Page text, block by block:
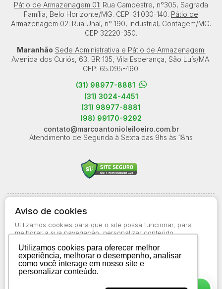
Utilizamos cookies para oferecer melhor
experiência, melhorar o desempenho, analisar
como você interage em nosso site e
personalizar conteúdo.
Pátio de Armazenagem 01: Rua Campestre, n°305, Sagrada
Família, Belo Horizonte/MG. CEP: 31.030-140. Pátio de
Armazenagem 02: Rua Unaí, n° 190, Industrial, Contagem/MG.
CEP 32220-350.
Maranhão Sede Administrativa e Pátio de Armazenagem:
Avenida dos Curiós, 63, BR 135, Vila Esperança, São Luís/MA.
CEP: 65.095-460.
(31) 98977-8881
(31) 3024-4451
(31) 98977-8881
(98) 99170-9292
contato@marcoantonioleiloeiro.com.br
Atendimento de Segunda à Sexta das 9hs às 18hs
Aviso de Cookies
Termos de Uso
Aviso de cookies
Utilizamos cookies para que o site possa funcionar, para
melhorar a sua navegação, personalizar conteúdo
estatísticas sobre o uso do site. Saiba mais no
Cookies